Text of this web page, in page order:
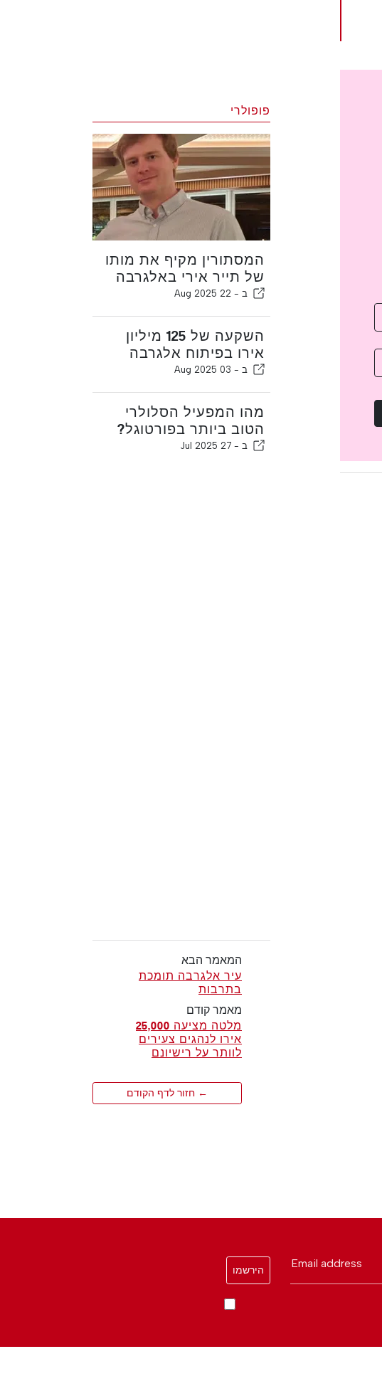
פופולרי
המסתורין מקיף את מותו
של תייר אירי באלגרבה
ב - 22 Aug 2025
השקעה של 125 מיליון
אירו בפיתוח אלגרבה
ב - 03 Aug 2025
מהו המפעיל הסלולרי
הטוב ביותר בפורטוגל?
ב - 27 Jul 2025
המאמר הבא
עיר אלגרבה תומכת
בתרבות
מאמר קודם
מלטה מציעה 25,000
אירו לנהגים צעירים
לוותר על רישיונם
← חזור לדף הקודם
Email address
הירשמו